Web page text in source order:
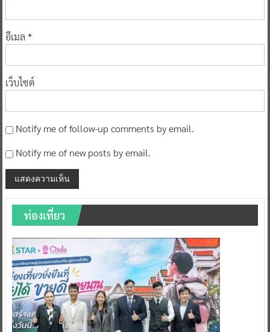
อีเมล *
เว็บไซต์
Notify me of follow-up comments by email.
Notify me of new posts by email.
ท่องเที่ยว